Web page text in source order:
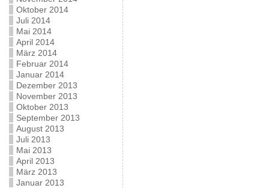
Oktober 2014
Juli 2014
Mai 2014
April 2014
März 2014
Februar 2014
Januar 2014
Dezember 2013
November 2013
Oktober 2013
September 2013
August 2013
Juli 2013
Mai 2013
April 2013
März 2013
Januar 2013